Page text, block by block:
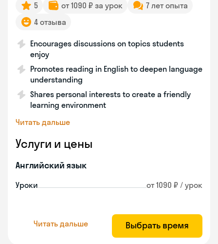
5 от 1090 ₽ за урок
7 лет опыта
4 отзыва
Encourages discussions on topics students
enjoy
Promotes reading in English to deepen language
understanding
Shares personal interests to create a friendly
learning environment
Читать дальше
Услуги и цены
Английский язык
Уроки от 1090 ₽ / урок
Читать дальше Выбрать время